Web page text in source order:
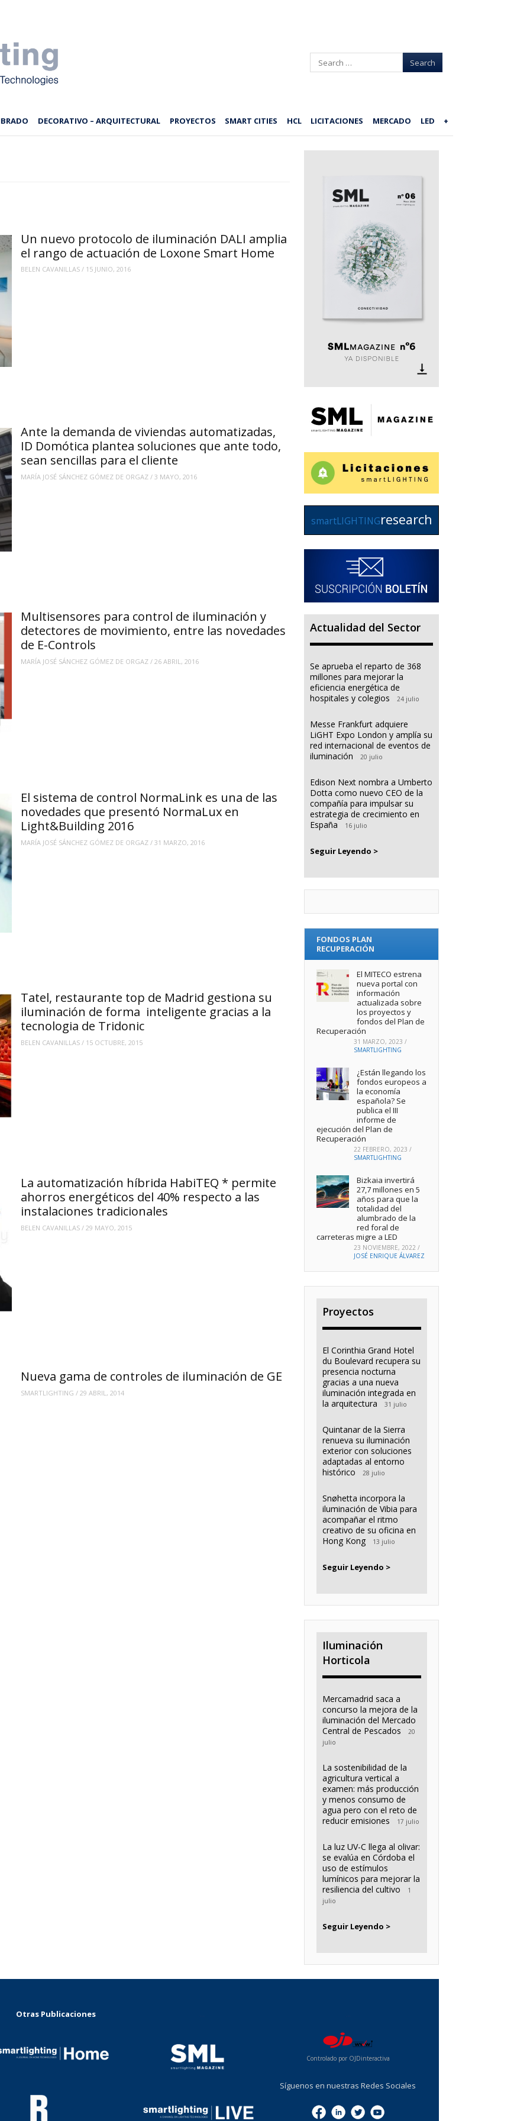
Search
DECORATIVO – ARQUITECTURAL PROYECTOS SMART CITIES HCL LICITACIONES MERCADO LED +
Un nuevo protocolo de iluminación DALI amplia
el rango de actuación de Loxone Smart Home
BELEN CAVANILLAS/ 15 JUNIO, 2016
Ante la demanda de viviendas automatizadas,
ID Domótica plantea soluciones que ante todo,
sean sencillas para el cliente
MARÍA JOSÉ SÁNCHEZ GÓMEZ DE ORGAZ/ 3 MAYO, 2016
Multisensores para control de iluminación y
detectores de movimiento, entre las novedades
de E-Controls
MARÍA JOSÉ SÁNCHEZ GÓMEZ DE ORGAZ/ 26 ABRIL, 2016
El sistema de control NormaLink es una de las
novedades que presentó NormaLux en
Light&Building 2016
MARÍA JOSÉ SÁNCHEZ GÓMEZ DE ORGAZ/ 31 MARZO, 2016
Tatel, restaurante top de Madrid gestiona su
iluminación de forma inteligente gracias a la
tecnologia de Tridonic
BELEN CAVANILLAS/ 15 OCTUBRE, 2015
La automatización híbrida HabiTEQ * permite
ahorros energéticos del 40% respecto a las
instalaciones tradicionales
BELEN CAVANILLAS/ 29 MAYO, 2015
Nueva gama de controles de iluminación de GE
SMARTLIGHTING / 29 ABRIL, 2014
smartLIGHTINGresearch
Actualidad del Sector
Se aprueba el reparto de 368
millones para mejorar la
eficiencia energética de
hospitales y colegios
24 julio
Messe Frankfurt adquiere
LiGHT Expo London y amplía su
red internacional de eventos de
iluminación
20 julio
Edison Next nombra a Umberto
Dotta como nuevo CEO de la
compañía para impulsar su
estrategia de crecimiento en
España
16 julio
Seguir Leyendo >
FONDOS PLAN
RECUPERACIÓN
El MITECO estrena
nueva portal con
información
actualizada sobre
los proyectos y
fondos del Plan de
Recuperación
31 MARZO, 2023 /
SMARTLIGHTING
¿Están llegando los
fondos europeos a
la economía
española? Se
publica el III
informe de
ejecución del Plan de
Recuperación
22 FEBRERO, 2023 /
SMARTLIGHTING
Bizkaia invertirá
27,7 millones en 5
años para que la
totalidad del
alumbrado de la
red foral de
carreteras migre a LED
23 NOVIEMBRE, 2022 /
JOSÉ ENRIQUE ÁLVAREZ
Proyectos
El Corinthia Grand Hotel
du Boulevard recupera su
presencia nocturna
gracias a una nueva
iluminación integrada en
la arquitectura
31 julio
Quintanar de la Sierra
renueva su iluminación
exterior con soluciones
adaptadas al entorno
histórico
28 julio
Snøhetta incorpora la
iluminación de Vibia para
acompañar el ritmo
creativo de su oficina en
Hong Kong
13 julio
Seguir Leyendo >
Iluminación
Horticola
Mercamadrid saca a
concurso la mejora de la
iluminación del Mercado
Central de Pescados
20
julio
La sostenibilidad de la
agricultura vertical a
examen: más producción
y menos consumo de
agua pero con el reto de
reducir emisiones
17 julio
La luz UV-C llega al olivar:
se evalúa en Córdoba el
uso de estímulos
lumínicos para mejorar la
resiliencia del cultivo
1
julio
Seguir Leyendo >
Otras Publicaciones
Controlado por OJDinteractiva
Síguenos en nuestras Redes Sociales